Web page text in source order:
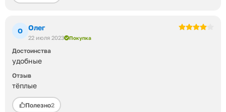
О Олег
22 июля 2023 Покупка
Достоинства
удобные
Отзыв
тёплые
Полезно2